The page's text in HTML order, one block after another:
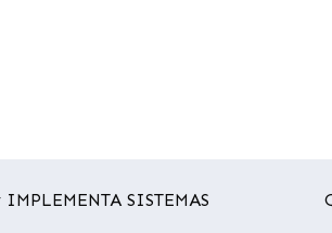
SISTEMAS